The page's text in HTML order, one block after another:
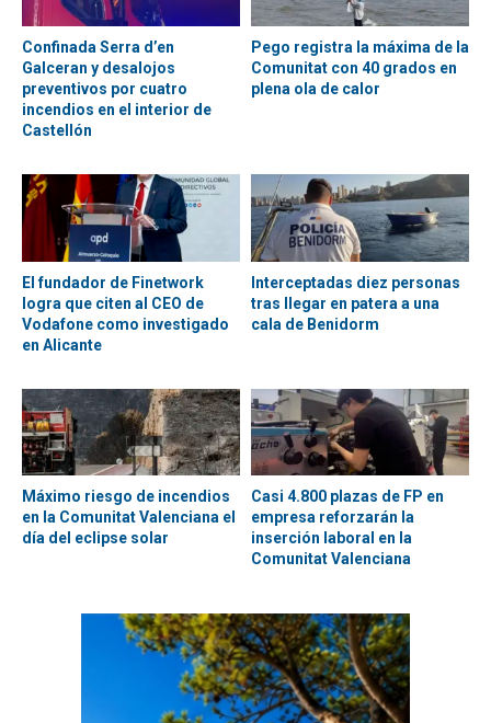
Confinada Serra d’en
Galceran y desalojos
preventivos por cuatro
incendios en el interior de
Castellón
Pego registra la máxima de la
Comunitat con 40 grados en
plena ola de calor
El fundador de Finetwork
logra que citen al CEO de
Vodafone como investigado
en Alicante
Interceptadas diez personas
tras llegar en patera a una
cala de Benidorm
Máximo riesgo de incendios
en la Comunitat Valenciana el
día del eclipse solar
Casi 4.800 plazas de FP en
empresa reforzarán la
inserción laboral en la
Comunitat Valenciana